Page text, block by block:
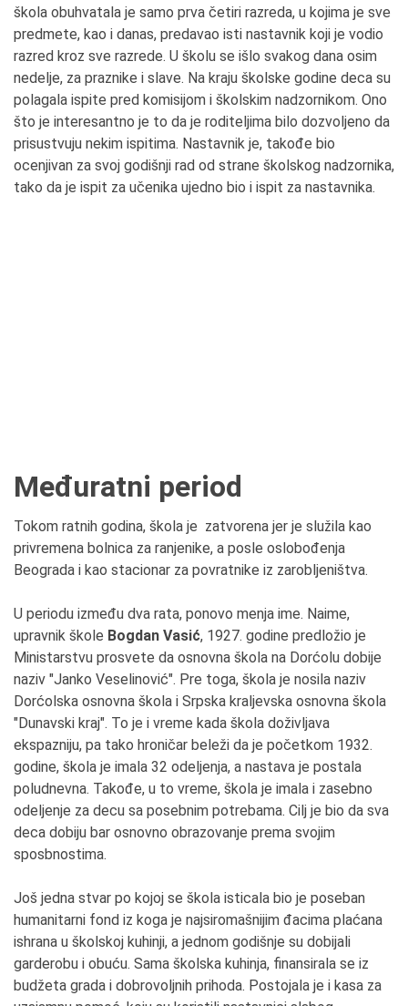
škola obuhvatala je samo prva četiri razreda, u kojima je sve
predmete, kao i danas, predavao isti nastavnik koji je vodio
razred kroz sve razrede. U školu se išlo svakog dana osim
nedelje, za praznike i slave. Na kraju školske godine deca su
polagala ispite pred komisijom i školskim nadzornikom. Ono
što je interesantno je to da je roditeljima bilo dozvoljeno da
prisustvuju nekim ispitima. Nastavnik je, takođe bio
ocenjivan za svoj godišnji rad od strane školskog nadzornika,
tako da je ispit za učenika ujedno bio i ispit za nastavnika.
Međuratni period
Tokom ratnih godina, škola je zatvorena jer je služila kao
privremena bolnica za ranjenike, a posle oslobođenja
Beograda i kao stacionar za povratnike iz zarobljeništva.
U periodu između dva rata, ponovo menja ime. Naime,
upravnik škole Bogdan Vasić, 1927. godine predložio je
Ministarstvu prosvete da osnovna škola na Dorćolu dobije
naziv "Janko Veselinović". Pre toga, škola je nosila naziv
Dorćolska osnovna škola i Srpska kraljevska osnovna škola
"Dunavski kraj". To je i vreme kada škola doživljava
ekspazniju, pa tako hroničar beleži da je početkom 1932.
godine, škola je imala 32 odeljenja, a nastava je postala
poludnevna. Takođe, u to vreme, škola je imala i zasebno
odeljenje za decu sa posebnim potrebama. Cilj je bio da sva
deca dobiju bar osnovno obrazovanje prema svojim
sposbnostima.
Još jedna stvar po kojoj se škola isticala bio je poseban
humanitarni fond iz koga je najsiromašnijim đacima plaćana
ishrana u školskoj kuhinji, a jednom godišnje su dobijali
garderobu i obuću. Sama školska kuhinja, finansirala se iz
budžeta grada i dobrovoljnih prihoda. Postojala je i kasa za